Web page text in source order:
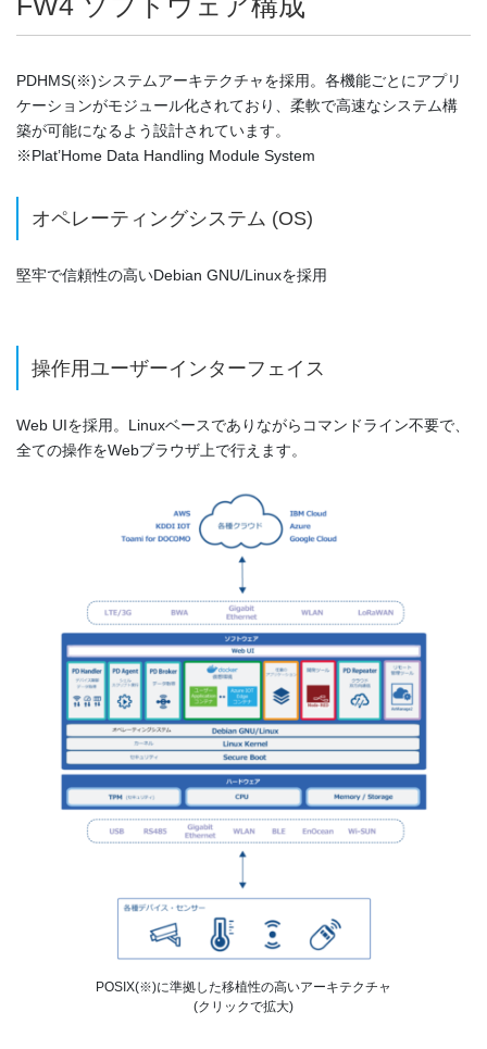
FW4 ソフトウェア構成
PDHMS(※)システムアーキテクチャを採用。各機能ごとにアプリ
ケーションがモジュール化されており、柔軟で高速なシステム構
築が可能になるよう設計されています。
※Plat’Home Data Handling Module System
オペレーティングシステム (OS)
堅牢で信頼性の高いDebian GNU/Linuxを採用
操作用ユーザーインターフェイス
Web UIを採用。Linuxベースでありながらコマンドライン不要で、
全ての操作をWebブラウザ上で行えます。
POSIX(※)に準拠した移植性の高いアーキテクチャ
(クリックで拡大)